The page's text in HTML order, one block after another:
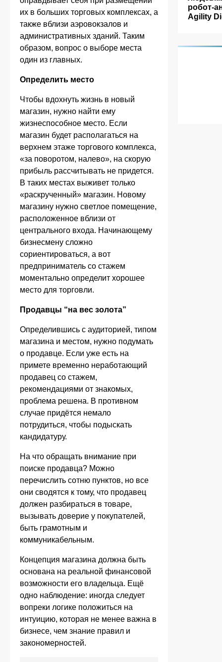
их в больших торговых комплексах, а
также вблизи аэровокзалов и
административных зданий. Таким
образом, вопрос о выборе места
один из главных.
Определить место
Чтобы вдохнуть жизнь в новый
магазин, нужно найти ему
жизнеспособное место. Если
магазин будет располагаться на
верхнем этаже торгового комплекса,
«за поворотом, налево», на скорую
прибыль рассчитывать не придется.
В таких местах выживет только
«раскрученный» магазин. Новому
магазину нужно светлое помещение,
расположенное вблизи от
центрального входа. Начинающему
бизнесмену сложно
сориентироваться, а вот
предприниматель со стажем
моментально определит хорошее
место для торговли.
Продавцы “на вес золота”
Определившись с аудиторией, типом
магазина и местом, нужно подумать
о продавце. Если уже есть на
примете временно неработающий
продавец со стажем,
рекомендациями от знакомых,
проблема решена. В противном
случае придётся немало
потрудиться, чтобы подыскать
кандидатуру.
На что обращать внимание при
поиске продавца? Можно
перечислить сотню пунктов, но все
они сводятся к тому, что продавец
должен разбираться в товаре,
вызывать доверие у покупателей,
быть грамотным и
коммуникабельным.
Концепция магазина должна быть
основана на реальной финансовой
возможности его владельца. Ещё
одно наблюдение: иногда следует
вопреки логике положиться на
интуицию, которая не менее важна в
бизнесе, чем знание правил и
закономерностей.
робот-
Agility